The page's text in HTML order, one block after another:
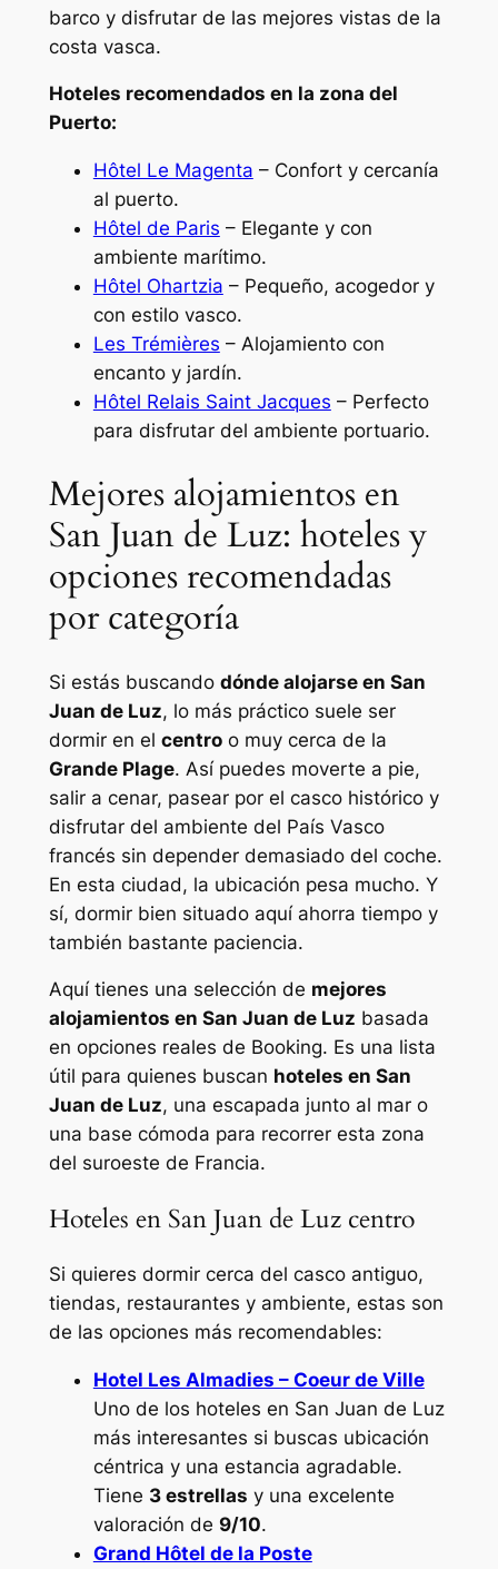
barco y disfrutar de las mejores vistas de la
costa vasca.
Hoteles recomendados en la zona del
Puerto:
Hôtel Le Magenta – Confort y cercanía
al puerto.
Hôtel de Paris – Elegante y con
ambiente marítimo.
Hôtel Ohartzia – Pequeño, acogedor y
con estilo vasco.
Les Trémières – Alojamiento con
encanto y jardín.
Hôtel Relais Saint Jacques – Perfecto
para disfrutar del ambiente portuario.
Mejores alojamientos en
San Juan de Luz: hoteles y
opciones recomendadas
por categoría
Si estás buscando dónde alojarse en San
Juan de Luz, lo más práctico suele ser
dormir en el centroo muy cerca de la
Grande Plage. Así puedes moverte a pie,
salir a cenar, pasear por el casco histórico y
disfrutar del ambiente del País Vasco
francés sin depender demasiado del coche.
En esta ciudad, la ubicación pesa mucho. Y
sí, dormir bien situado aquí ahorra tiempo y
también bastante paciencia.
Aquí tienes una selección de mejores
alojamientos en San Juan de Luz basada
en opciones reales de Booking. Es una lista
útil para quienes buscan hoteles en San
Juan de Luz, una escapada junto al mar o
una base cómoda para recorrer esta zona
del suroeste de Francia.
Hoteles en San Juan de Luz centro
Si quieres dormir cerca del casco antiguo,
tiendas, restaurantes y ambiente, estas son
de las opciones más recomendables:
Hotel Les Almadies – Coeur de Ville
Uno de los hoteles en San Juan de Luz
más interesantes si buscas ubicación
céntrica y una estancia agradable.
Tiene 3 estrellas y una excelente
valoración de 9/10.
Grand Hôtel de la Poste